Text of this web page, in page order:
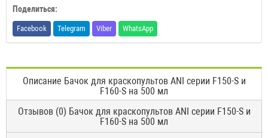
Поделиться:
Facebook Telegram Viber WhatsApp
Описание Бачок для краскопультов ANI серии F150-S и
F160-S на 500 мл
Отзывов (0) Бачок для краскопультов ANI серии F150-S и
F160-S на 500 мл